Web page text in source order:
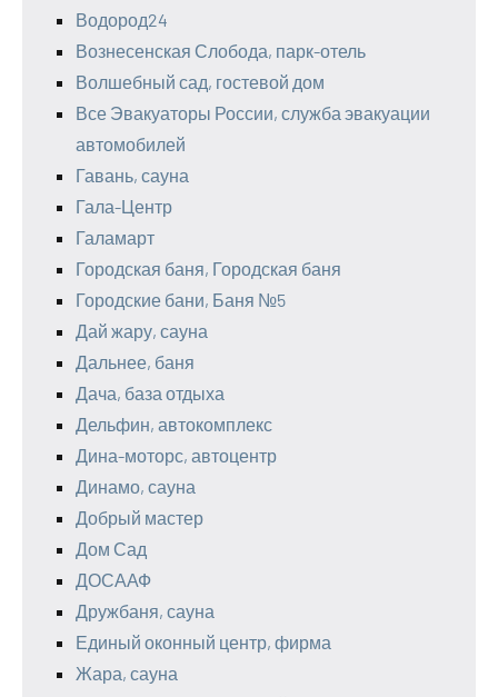
Водород24
Вознесенская Слобода, парк-отель
Волшебный сад, гостевой дом
Все Эвакуаторы России, служба эвакуации
автомобилей
Гавань, сауна
Гала-Центр
Галамарт
Городская баня, Городская баня
Городские бани, Баня №5
Дай жару, сауна
Дальнее, баня
Дача, база отдыха
Дельфин, автокомплекс
Дина-моторс, автоцентр
Динамо, сауна
Добрый мастер
Дом Сад
ДОСААФ
Дружбаня, сауна
Единый оконный центр, фирма
Жара, сауна